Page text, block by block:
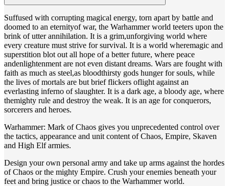
Suffused with corrupting magical energy, torn apart by battle and
doomed to an eternityof war, the Warhammer world teeters upon the
brink of utter annihilation. It is a grim,unforgiving world where
every creature must strive for survival. It is a world wheremagic and
superstition blot out all hope of a better future, where peace
andenlightenment are not even distant dreams. Wars are fought with
faith as much as steel,as bloodthirsty gods hunger for souls, while
the lives of mortals are but brief flickers oflight against an
everlasting inferno of slaughter. It is a dark age, a bloody age, where
themighty rule and destroy the weak. It is an age for conquerors,
sorcerers and heroes.
Warhammer: Mark of Chaos gives you unprecedented control over
the tactics, appearance and unit content of Chaos, Empire, Skaven
and High Elf armies.
Design your own personal army and take up arms against the hordes
of Chaos or the mighty Empire. Crush your enemies beneath your
feet and bring justice or chaos to the Warhammer world.